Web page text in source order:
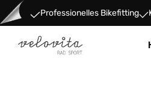
Hauptinhalt springen
Zur Hauptnavigation springen
Professionelles Bikefitting